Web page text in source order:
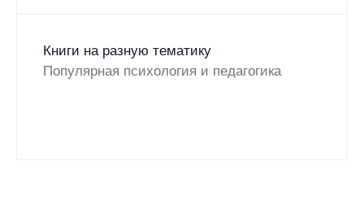
Книги на разную тематику
Популярная психология и педагогика